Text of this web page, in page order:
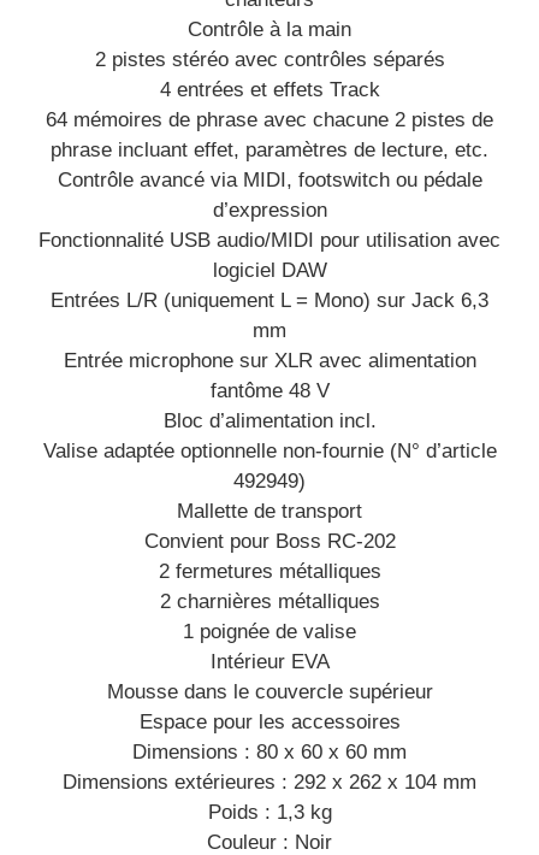
Contrôle à la main
2 pistes stéréo avec contrôles séparés
4 entrées et effets Track
64 mémoires de phrase avec chacune 2 pistes de
phrase incluant effet, paramètres de lecture, etc.
Contrôle avancé via MIDI, footswitch ou pédale
d’expression
Fonctionnalité USB audio/MIDI pour utilisation avec
logiciel DAW
Entrées L/R (uniquement L = Mono) sur Jack 6,3
mm
Entrée microphone sur XLR avec alimentation
fantôme 48 V
Bloc d’alimentation incl.
Valise adaptée optionnelle non-fournie (N° d’article
492949)
Mallette de transport
Convient pour Boss RC-202
2 fermetures métalliques
2 charnières métalliques
1 poignée de valise
Intérieur EVA
Mousse dans le couvercle supérieur
Espace pour les accessoires
Dimensions : 80 x 60 x 60 mm
Dimensions extérieures : 292 x 262 x 104 mm
Poids : 1,3 kg
Couleur : Noir